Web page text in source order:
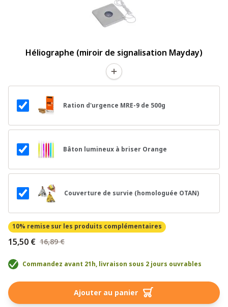
Héliographe (miroir de signalisation Mayday)
Ration d'urgence MRE-9 de 500g
Bâton lumineux à briser Orange
Couverture de survie (homologuée OTAN)
10% remise sur les produits complémentaires
15,50 € 16,89 €
Commandez avant 21h, livraison sous 2 jours ouvrables
Ajouter au panier